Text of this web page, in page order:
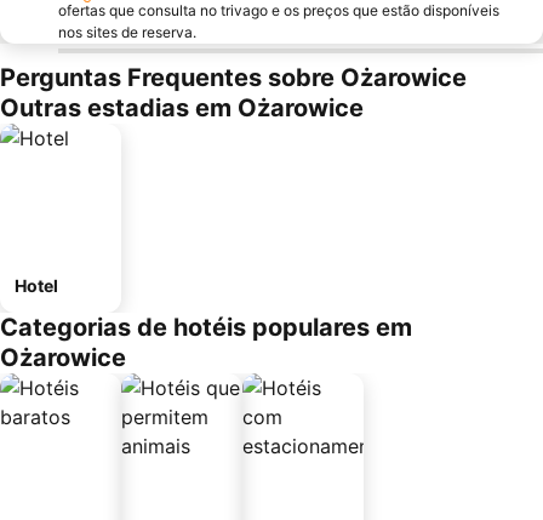
ofertas que consulta no trivago e os preços que estão disponíveis
nos sites de reserva.
Perguntas Frequentes sobre Ożarowice
Outras estadias em Ożarowice
Hotel
Categorias de hotéis populares em
Ożarowice